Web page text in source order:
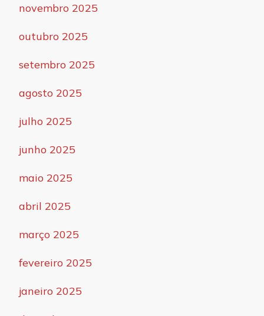
novembro 2025
outubro 2025
setembro 2025
agosto 2025
julho 2025
junho 2025
maio 2025
abril 2025
março 2025
fevereiro 2025
janeiro 2025